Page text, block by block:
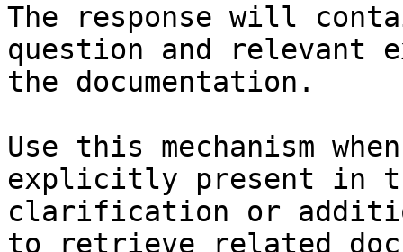
The response will
question and relevant
the documentation.
Use this mechanism
explicitly present in
clarification or